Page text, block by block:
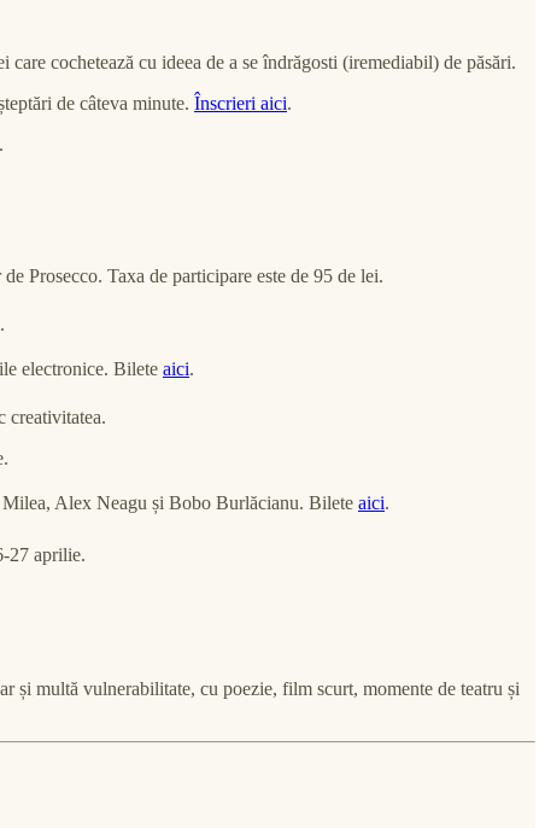
cochetează cu ideea de a se îndrăgosti (iremediabil) de păsări.
de câteva minute. Înscrieri aici.
Prosecco. Taxa de participare este de 95 de lei.
.
electronice. Bilete aici.
creativitatea.
Alex Neagu și Bobo Burlăcianu. Bilete aici.
27 aprilie.
și multă vulnerabilitate, cu poezie, film scurt, momente de teatru și